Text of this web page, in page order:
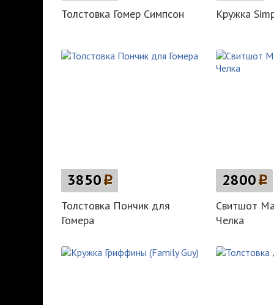
Толстовка Гомер Симпсон Кружка
3850p
Толстовка Пончик для
Гомера
2800p
Свитшот
Челка